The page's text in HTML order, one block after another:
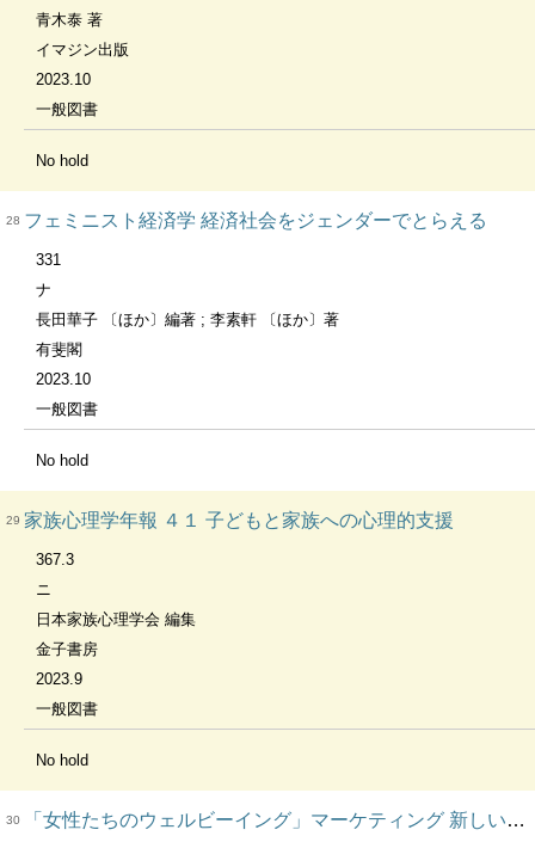
青木泰 著
イマジン出版
2023.10
一般図書
No hold
28 フェミニスト経済学 経済社会をジェンダーでとらえる
331
ナ
長田華子 〔ほか〕編著 ; 李素軒 〔ほか〕著
有斐閣
2023.10
一般図書
No hold
29 家族心理学年報 ４１ 子どもと家族への心理的支援
367.3
ニ
日本家族心理学会 編集
金子書房
2023.9
一般図書
No hold
30 「女性たちのウェルビーイング」マーケティング 新しいビジネスをつくり出す